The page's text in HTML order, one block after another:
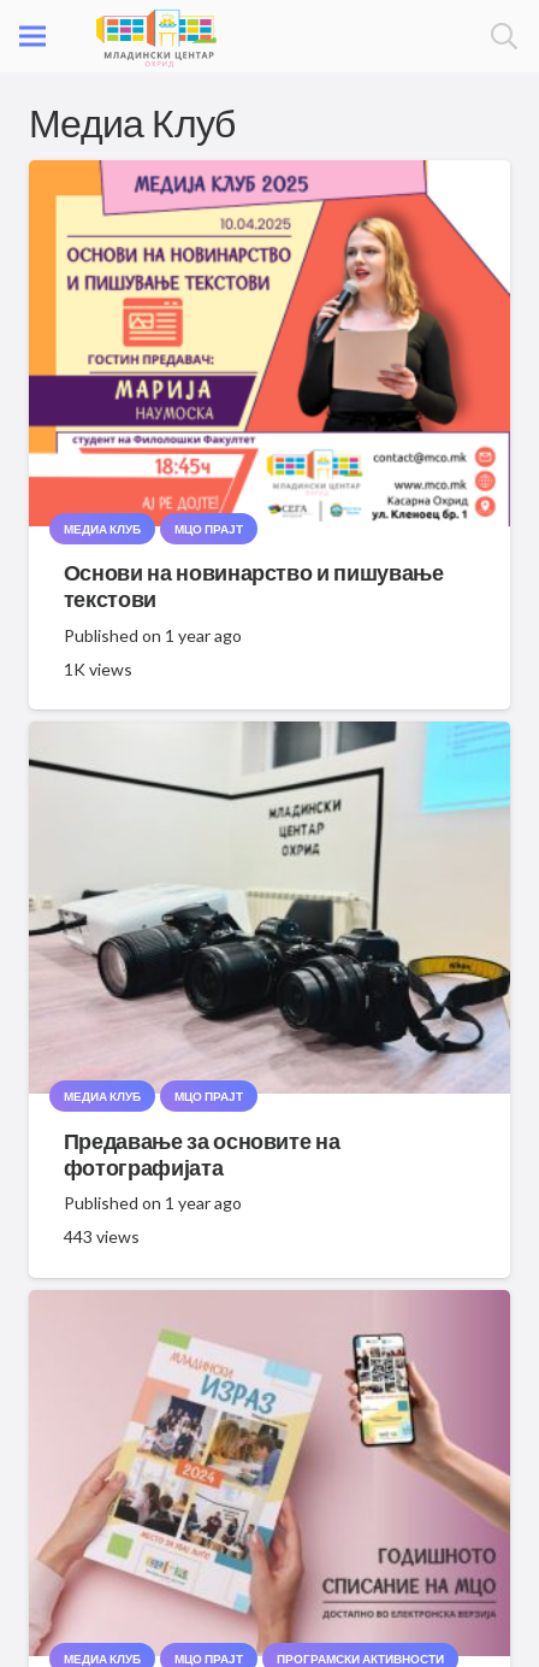
Медиа Клуб
МЕДИА КЛУБ МЦО ПРАЈТ
Основи на новинарство и пишување
текстови
Published on 1 year ago
1Kviews
МЕДИА КЛУБ МЦО ПРАЈТ
Предавање за основите на
фотографијата
Published on 1 year ago
443 views
МЕДИА КЛУБ МЦО ПРАЈТ ПРОГРАМСКИ АКТИВНОСТИ